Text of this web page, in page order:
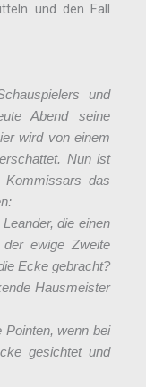
und den Fall
und
Abend seine
wird von einem
Nun ist
das
die einen
ewige Zweite
Ecke gebracht?
Hausmeister
wenn bei
gesichtet und